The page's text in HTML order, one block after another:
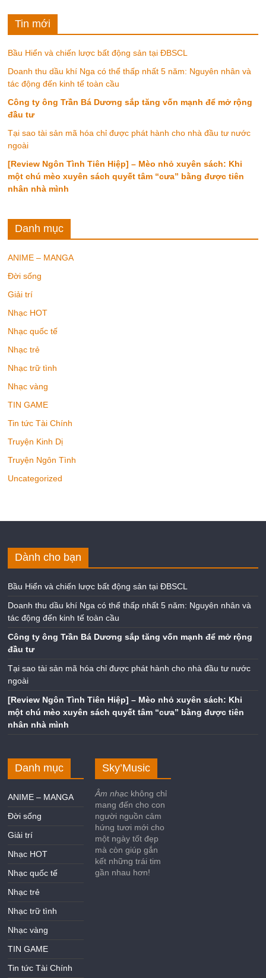
Tin mới
Bầu Hiển và chiến lược bất động sản tại ĐBSCL
Doanh thu dầu khí Nga có thể thấp nhất 5 năm: Nguyên nhân và
tác động đến kinh tế toàn cầu
Công ty ông Trần Bá Dương sắp tăng vốn mạnh để mở rộng
đầu tư
Tại sao tài sản mã hóa chỉ được phát hành cho nhà đầu tư nước
ngoài
[Review Ngôn Tình Tiên Hiệp] – Mèo nhỏ xuyên sách: Khi
một chú mèo xuyên sách quyết tâm “cưa” bằng được tiên
nhân nhà mình
Danh mục
ANIME – MANGA
Đời sống
Giải trí
Nhạc HOT
Nhạc quốc tế
Nhạc trẻ
Nhạc trữ tình
Nhạc vàng
TIN GAME
Tin tức Tài Chính
Truyện Kinh Dị
Truyện Ngôn Tình
Uncategorized
Dành cho bạn
Bầu Hiển và chiến lược bất động sản tại ĐBSCL
Doanh thu dầu khí Nga có thể thấp nhất 5 năm: Nguyên nhân và
tác động đến kinh tế toàn cầu
Công ty ông Trần Bá Dương sắp tăng vốn mạnh để mở rộng
đầu tư
Tại sao tài sản mã hóa chỉ được phát hành cho nhà đầu tư nước
ngoài
[Review Ngôn Tình Tiên Hiệp] – Mèo nhỏ xuyên sách: Khi
một chú mèo xuyên sách quyết tâm “cưa” bằng được tiên
nhân nhà mình
Danh mục
ANIME – MANGA
Đời sống
Giải trí
Nhạc HOT
Nhạc quốc tế
Nhạc trẻ
Nhạc trữ tình
Nhạc vàng
TIN GAME
Tin tức Tài Chính
Sky’Music
Âm nhạc không chỉ
mang đến cho con
người nguồn cảm
hứng tươi mới cho
một ngày tốt đẹp
mà còn giúp gắn
kết những trái tim
gần nhau hơn!